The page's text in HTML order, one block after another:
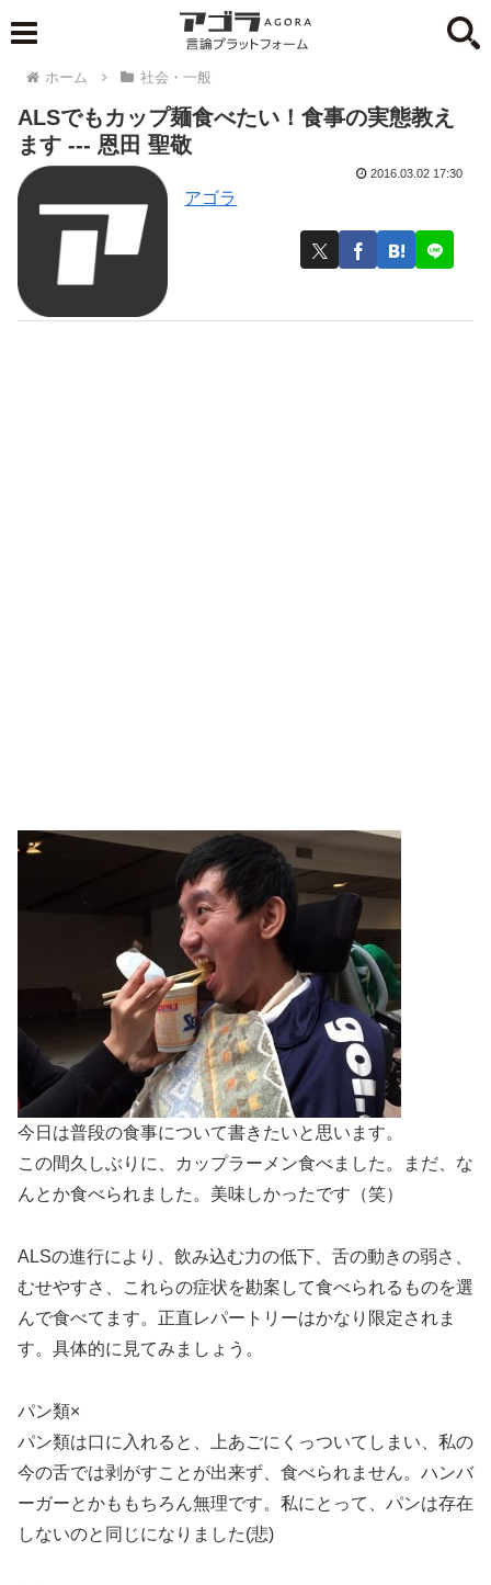
ホーム 社会・一般
ALSでもカップ麺食べたい！食事の実態教え
ます --- 恩田 聖敬
アゴラ
2016.03.02 17:30
今日は普段の食事について書きたいと思います。
この間久しぶりに、カップラーメン食べました。まだ、な
んとか食べられました。美味しかったです（笑）
ALSの進行により、飲み込む力の低下、舌の動きの弱さ、
むせやすさ、これらの症状を勘案して食べられるものを選
んで食べてます。正直レパートリーはかなり限定されま
す。具体的に見てみましょう。
パン類×
パン類は口に入れると、上あごにくっついてしまい、私の
今の舌では剥がすことが出来ず、食べられません。ハンバ
ーガーとかももちろん無理です。私にとって、パンは存在
しないのと同じになりました(悲)